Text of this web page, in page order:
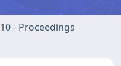
10 - Proceedings